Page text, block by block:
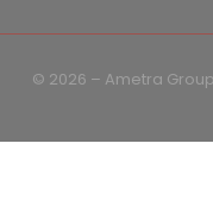
© 2026 – Ametra Group